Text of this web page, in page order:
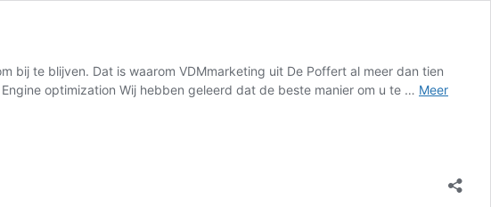
bij te blijven. Dat is waarom VDMmarketing uit De Poffert al meer dan tien
optimization Wij hebben geleerd dat de beste manier om u te … Meer